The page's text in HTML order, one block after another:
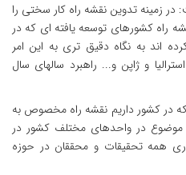
در زمینه تدوین نقشه راه کار سختی را
راه کشورهای توسعه یافته ای که در
اند به نگاه دقیق تری به این امر
و ژاپن و... راهبرد سالهای سال
در کشور داریم نقشه راه مخصوص به
در واحدهای مختلف کشور در
همه تحقیقات و محققان در حوزه